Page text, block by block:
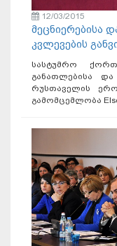
12/03/2015
მეცნიერებისა
კვლევების
სასტუმრო
განათლებისა
რუსთაველის
გამომცემლობა